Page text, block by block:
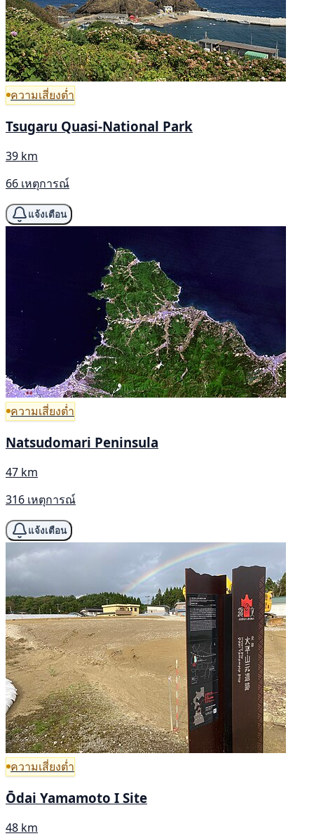
ความเสี่ยงต่ำ
Tsugaru Quasi-National Park
39 km
66 เหตุการณ์
แจ้งเตือน
ความเสี่ยงต่ำ
Natsudomari Peninsula
47 km
316 เหตุการณ์
แจ้งเตือน
ความเสี่ยงต่ำ
Ōdai Yamamoto I Site
48 km